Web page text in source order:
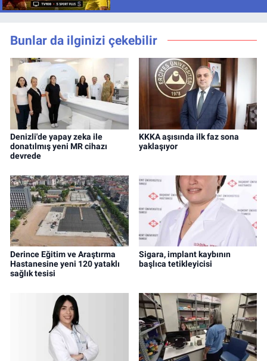
Bunlar da ilginizi çekebilir
Denizli'de yapay zeka ile
donatılmış yeni MR cihazı
devrede
KKKA aşısında ilk faz sona
yaklaşıyor
Derince Eğitim ve Araştırma
Hastanesine yeni 120 yataklı
sağlık tesisi
Sigara, implant kaybının
başlıca tetikleyicisi